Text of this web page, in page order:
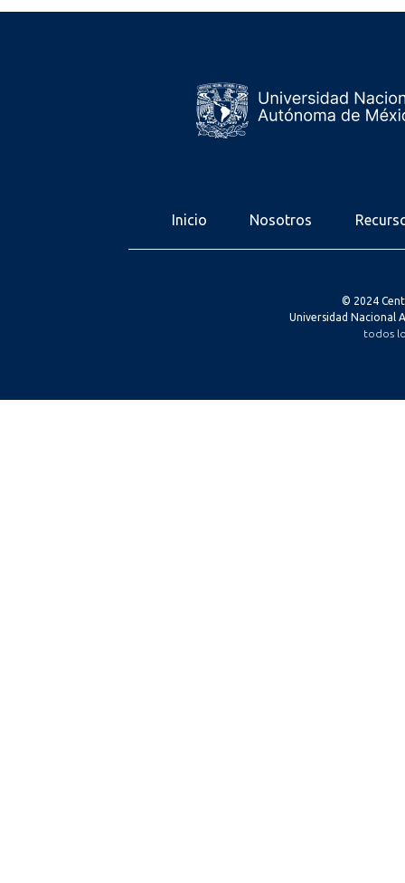
Inicio Nosotros
© 2024
Universidad Nacional
todos